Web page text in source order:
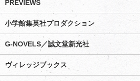
PREVIEWS
小学館集英社プロダクション
G-NOVELS／誠文堂新光社
ヴィレッジブックス